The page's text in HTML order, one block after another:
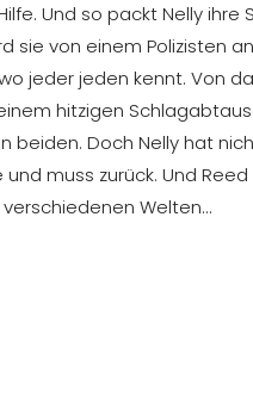
Und so packt Nelly
sie von einem Polizisten
jeder jeden kennt. Von
hitzigen
beiden. Doch Nelly hat
muss zurück. Und
Welten…